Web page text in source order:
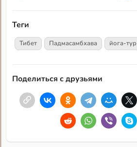
Теги
Тибет Падмасамбхава йога-тур
Поделиться с друзьями